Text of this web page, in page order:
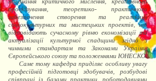
проектування, теоретико- практичного
забезпечення створення та реалізації
соціокультурних та мистецьких проектів, що
відповідають сучасному рівню економізації та
актуалізації культурної спадщини згідно з
чинними стандартам та Законами України,
Європейського союзу та положеннями ЮНЕСКО.
Саме тому кафедра приділяє особливу увагу
професійній підготовці здобувачів, розбудові
співпраці із базами практики, роботодавцями